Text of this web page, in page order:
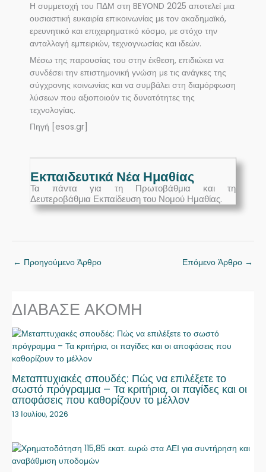
Η συμμετοχή του ΠΔΜ στη BEYOND 2025 αποτελεί μια
ουσιαστική ευκαιρία επικοινωνίας με τον ακαδημαϊκό,
ερευνητικό και επιχειρηματικό κόσμο, με στόχο την
ανταλλαγή εμπειριών, τεχνογνωσίας και ιδεών.
Μέσω της παρουσίας του στην έκθεση, επιδιώκει να
συνδέσει την επιστημονική γνώση με τις ανάγκες της
σύγχρονης κοινωνίας και να συμβάλει στη διαμόρφωση
λύσεων που αξιοποιούν τις δυνατότητες της
τεχνολογίας.
Πηγή [esos.gr]
Εκπαιδευτικά Νέα Ημαθίας
Τα πάντα για τη Πρωτοβάθμια και τη
Δευτεροβάθμια Εκπαίδευση του Νομού Ημαθίας.
← Προηγούμενο Άρθρο Επόμενο Άρθρο →
ΔΙΑΒΑΣΕ ΑΚΟΜΗ
Μεταπτυχιακές σπουδές: Πώς να επιλέξετε το
σωστό πρόγραμμα – Τα κριτήρια, οι παγίδες και οι
αποφάσεις που καθορίζουν το μέλλον
13 Ιουλίου, 2026